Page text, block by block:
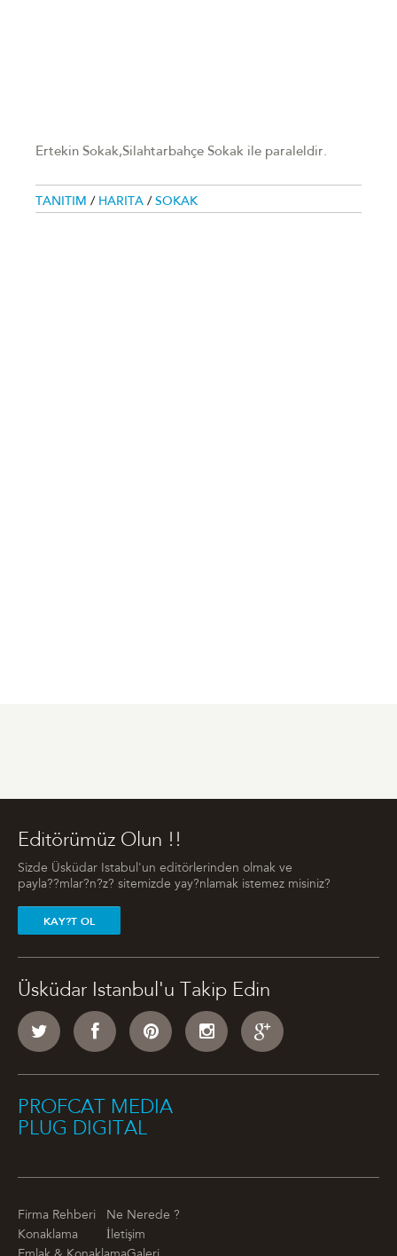
Ertekin Sokak,Silahtarbahçe Sokak ile paraleldir.
TANITIM / HARITA / SOKAK
Editörümüz Olun !!
Sizde Üsküdar Istabul'un editörlerinden olmak ve
payla??mlar?n?z? sitemizde yay?nlamak istemez misiniz?
KAY?T OL
Üsküdar Istanbul'u Takip Edin
PROFCAT MEDIA
PLUG DIGITAL
Firma Rehberi
Ne Nerede ?
Konaklama
İletişim